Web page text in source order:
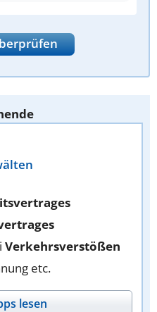
Verkehrsverstößen
etc.
lesen